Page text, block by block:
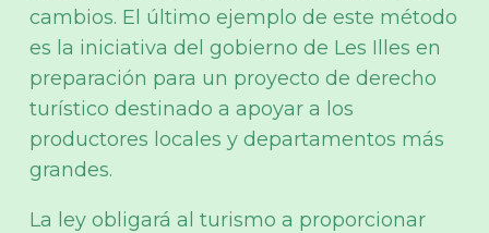
cambios. El último ejemplo de este método
es la iniciativa del gobierno de Les Illes en
preparación para un proyecto de derecho
turístico destinado a apoyar a los
productores locales y departamentos más
grandes.
La ley obligará al turismo a proporcionar